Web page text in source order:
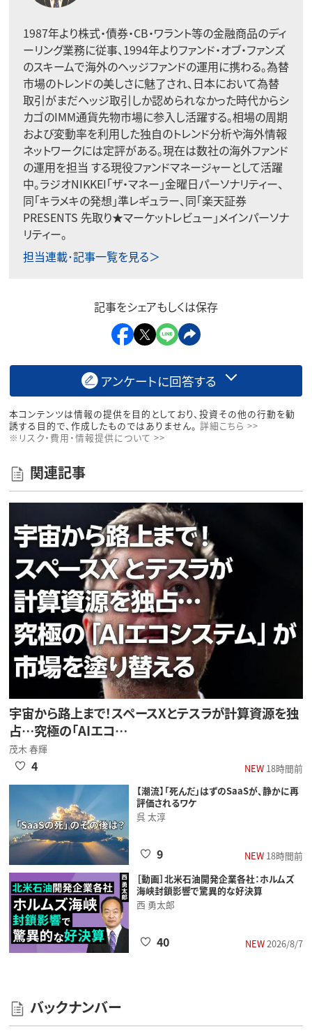
1987年より株式・債券・CB・ワラント等の金融商品のディ
ーリング業務に従事、1994年よりファンド・オブ・ファンズ
のスキームで海外のヘッジファンドの運用に携わる。為替
市場のトレンドの美しさに魅了され、日本において為替
取引がまだヘッジ取引しか認められなかった時代からシ
カゴのIMM通貨先物市場に参入し活躍する。相場の周期
および変動率を利用した独自のトレンド分析や海外情報
ネットワークには定評がある。現在は数社の海外ファンド
の運用を担当 する現役ファンドマネージャーとして活躍
中。ラジオNIKKEI「ザ・マネー」金曜日パーソナリティー、
同「キラメキの発想」準レギュラー、同「楽天証券
PRESENTS 先取り★マーケットレビュー」メインパーソナ
リティー。
担当連載･記事一覧を見る＞
記事をシェアもしくは保存
アンケートに回答する
本コンテンツは情報の提供を目的としており、投資その他の行動を勧
誘する目的で、作成したものではありません。 詳細こちら >>
※リスク・費用・情報提供について >>
関連記事
宇宙から路上まで！スペースXとテスラが計算資源を独
占…究極の「AIエコ…
茂木 春輝
NEW18時間前
4
【潮流】「死んだ」はずのSaaSが、静かに再
評価されるワケ
呉 太淳
NEW18時間前
9
［動画］北米石油開発企業各社：ホルムズ
海峡封鎖影響で驚異的な好決算
西 勇太郎
NEW2026/8/7
40
バックナンバー